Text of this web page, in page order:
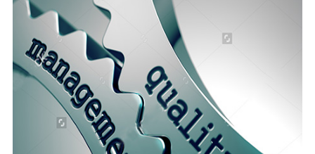
非金属系列催化剂
凯立环保产品